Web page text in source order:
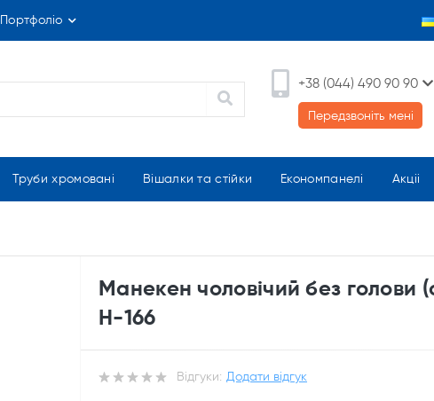
Портфоліо
+38 (044) 490 90 90
Передзвоніть мені
Труби хромовані Вішалки та стійки Економпанелі Акціі
Манекен чоловічий без голови
Н-166
Відгуки: Додати відгук